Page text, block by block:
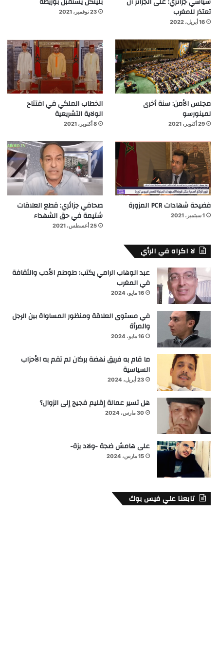
تعتذر للمغرب
16 أبريل، 2022
23 نوفمبر، 2021
مجلس الأمن: سنة أخرى
لمينورسو
29 أكتوبر، 2021
الخطاب الملكي في افتتاح
الولاية التشريعية
8 أكتوبر، 2021
فضيحة شهادات PCR المزورة
1 سبتمبر، 2021
صحافي جزائري: قطع العلاقات
شتيمة في حق الشهداء
25 أغسطس، 2021
لا اكراه في الرأي
عبد الوهاب الرامي يكتب: طوطم الأدب والثقافة
في المغرب
16 مايو، 2024
في مستوى العلاقة ومنظور المساواة بين الرجل
والمرأة
16 مايو، 2024
ما قام به فريق نهضة بركان لم تقم به الأحزاب
السياسية
23 أبريل، 2024
هل تسير عمالة إقليم فجيج إلى الزوال؟
30 مارس، 2024
على هامش ضجة -ولاد يزة-
15 مارس، 2024
تابعنا علي فيس بوك